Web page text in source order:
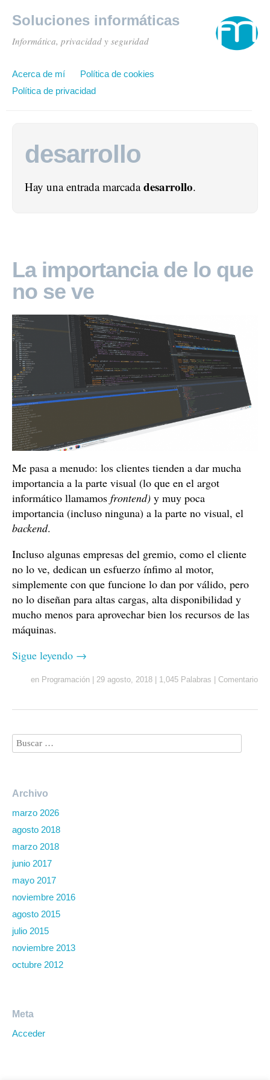
Soluciones informáticas
Informática, privacidad y seguridad
Acerca de mí
Política de cookies
Política de privacidad
desarrollo
Hay una entrada marcadadesarrollo.
La importancia de lo que
no se ve
Me pasa a menudo: los clientes tienden a dar mucha
importancia a la parte visual (lo que en el argot
informático llamamos frontend) y muy poca
importancia (incluso ninguna) a la parte no visual, el
backend.
Incluso algunas empresas del gremio, como el cliente
no lo ve, dedican un esfuerzo ínfimo al motor,
simplemente con que funcione lo dan por válido, pero
no lo diseñan para altas cargas, alta disponibilidad y
mucho menos para aprovechar bien los recursos de las
máquinas.
Sigue leyendo →
en Programación | 29 agosto, 2018 | 1,045 Palabras | Comentario
Archivo
marzo 2026
agosto 2018
marzo 2018
junio 2017
mayo 2017
noviembre 2016
agosto 2015
julio 2015
noviembre 2013
octubre 2012
Meta
Acceder